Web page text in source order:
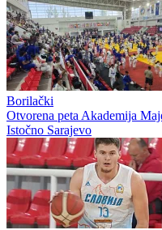
Borilački
Otvorena peta Akademija
Istočno Sarajevo